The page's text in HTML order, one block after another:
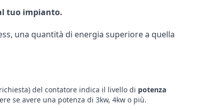
tuo impianto.
una quantità di energia superiore a quella
del contatore indica il livello di potenza
se avere una potenza di 3kw, 4kw o più.